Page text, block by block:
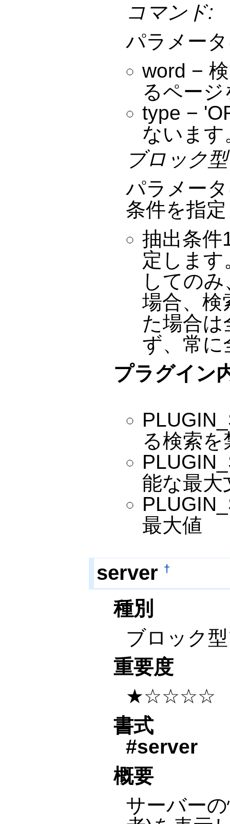
コマンド:
パラメー
word −
るペー
type −
ないます
ブロック
パラメー
条件を指
抽出条
定しま
しての
場合、検
た場合
ず、常に
プラグイン
る検索
能な最大
最大値
server †
種別
ブロック
重要度
★☆☆☆☆
書式
#server
概要
サーバー